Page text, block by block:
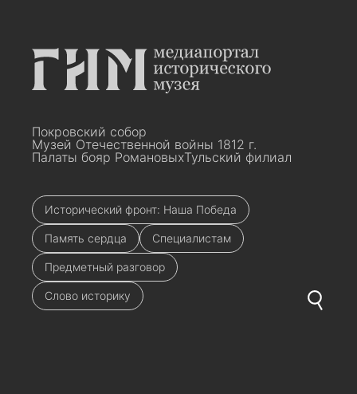
Покровский собор
Музей Отечественной войны 1812 г.
Палаты бояр РомановыхТульский филиал
Исторический фронт: Наша Победа
Память сердца Специалистам
Предметный разговор
Слово историку